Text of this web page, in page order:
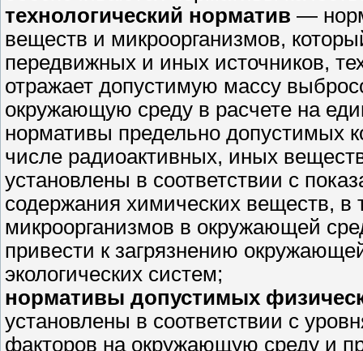
технологический норматив —
веществ и микроорганизмов,
передвижных и иных источников,
отражает допустимую массу
окружающую среду в расчете на
нормативы предельно допустимых
числе радиоактивных, иных
установлены в соответствии с
содержания химических веществ,
микроорганизмов в окружающей
привести к загрязнению
экологических систем;
нормативы допустимых
установлены в соответствии с
факторов на окружающую среду и